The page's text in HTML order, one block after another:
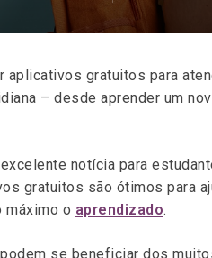
aplicativos gratuitos para
– desde aprender um
notícia para
gratuitos são ótimos para
máximo o aprendizado.
se beneficiar dos